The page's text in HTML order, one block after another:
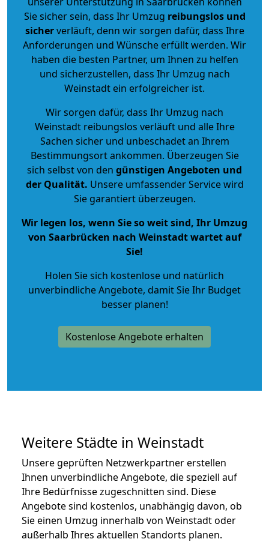
Sie sicher sein, dass Ihr Umzug reibungslos und
sicherverläuft, denn wir sorgen dafür, dass Ihre
Anforderungen und Wünsche erfüllt werden. Wir
haben die besten Partner, um Ihnen zu helfen
und sicherzustellen, dass Ihr Umzug nach
Weinstadt ein erfolgreicher ist.
Wir sorgen dafür, dass Ihr Umzug nach
Weinstadt reibungslos verläuft und alle Ihre
Sachen sicher und unbeschadet an Ihrem
Bestimmungsort ankommen. Überzeugen Sie
sich selbst von den günstigen Angeboten und
der Qualität. Unsere umfassender Service wird
Sie garantiert überzeugen.
Wir legen los, wenn Sie so weit sind, Ihr Umzug
von Saarbrücken nach Weinstadt wartet auf
Sie!
Holen Sie sich kostenlose und natürlich
unverbindliche Angebote, damit Sie Ihr Budget
besser planen!
Kostenlose Angebote erhalten
Weitere Städte in Weinstadt
Unsere geprüften Netzwerkpartner erstellen
Ihnen unverbindliche Angebote, die speziell auf
Ihre Bedürfnisse zugeschnitten sind. Diese
Angebote sind kostenlos, unabhängig davon, ob
Sie einen Umzug innerhalb von Weinstadt oder
außerhalb Ihres aktuellen Standorts planen.